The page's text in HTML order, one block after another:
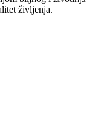
življenja.